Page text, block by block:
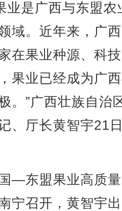
业是广西与东盟农
域。近年来，广
在果业种源、科
果业已经成为广
。”广西壮族自治
、厅长黄智宇21
东盟果业高质量
宁召开，黄智宇